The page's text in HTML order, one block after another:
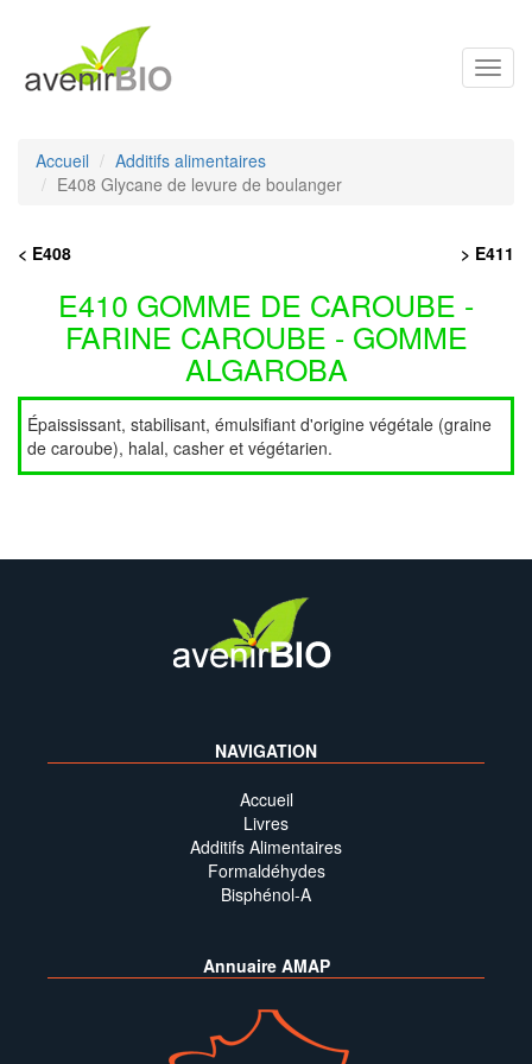
Accueil
Additifs alimentaires
E408 Glycane de levure de boulanger
< E408 > E411
E410 GOMME DE CAROUBE -
FARINE CAROUBE - GOMME
ALGAROBA
Épaississant, stabilisant, émulsifiant d'origine végétale (graine
de caroube), halal, casher et végétarien.
NAVIGATION
Accueil
Livres
Additifs Alimentaires
Formaldéhydes
Bisphénol-A
Annuaire AMAP